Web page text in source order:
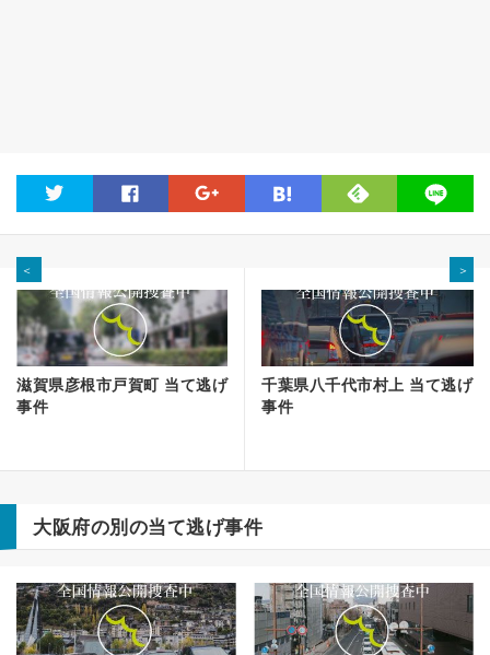
facebook line
＜
滋賀県彦根市戸賀町 当て逃げ
事件
＞
千葉県八千代市村上 当て逃げ
事件
大阪府の別の当て逃げ事件